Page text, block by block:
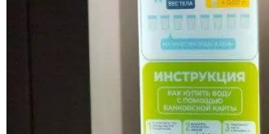
Криминал